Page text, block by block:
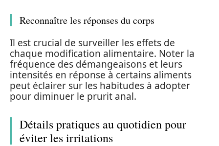
Reconnaître les réponses du corps
Il est crucial de surveiller les effets de
chaque modification alimentaire. Noter la
fréquence des démangeaisons et leurs
intensités en réponse à certains aliments
peut éclairer sur les habitudes à adopter
pour diminuer le prurit anal.
Détails pratiques au quotidien pour
éviter les irritations